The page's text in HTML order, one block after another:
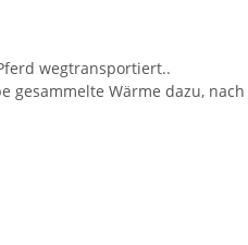
wegtransportiert..
Wärme dazu,